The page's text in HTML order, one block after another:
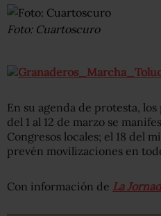
Foto: Cuartoscuro
En su agenda de protesta,
del 1 al 12 de marzo se
Congresos locales; el 18 del
prevén movilizaciones en
Con información de La